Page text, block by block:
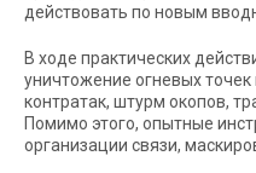
действовать по новым
В ходе практических
уничтожение огневых
контратак, штурм окопов,
Помимо этого, опытные
организации связи,